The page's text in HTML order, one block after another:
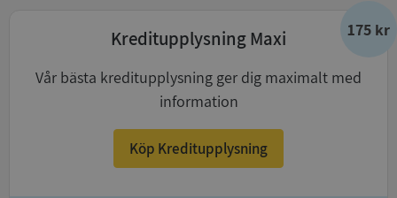
175 kr
Kreditupplysning Maxi
Vår bästa kreditupplysning ger dig maximalt med
information
Köp Kreditupplysning